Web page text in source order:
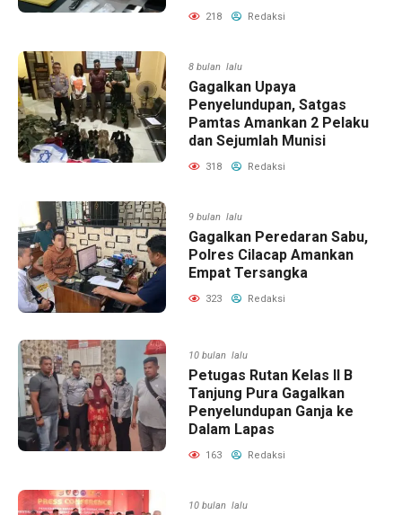
218 Redaksi
8 bulan lalu
Gagalkan Upaya
Penyelundupan, Satgas
Pamtas Amankan 2 Pelaku
dan Sejumlah Munisi
318 Redaksi
9 bulan lalu
Gagalkan Peredaran Sabu,
Polres Cilacap Amankan
Empat Tersangka
323 Redaksi
10 bulan lalu
Petugas Rutan Kelas II B
Tanjung Pura Gagalkan
Penyelundupan Ganja ke
Dalam Lapas
163 Redaksi
10 bulan lalu